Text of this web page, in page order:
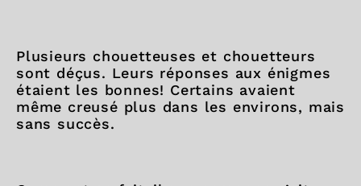
Plusieurs chouetteuses et chouetteurs
sont déçus. Leurs réponses aux énigmes
étaient les bonnes! Certains avaient
même creusé plus dans les environs, mais
sans succès.